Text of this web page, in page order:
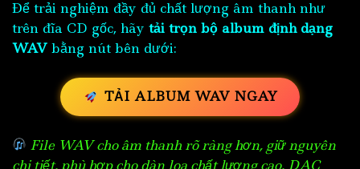
Để trải nghiệm đầy đủ chất lượng âm thanh như
trên đĩa CD gốc, hãy tải trọn bộ album định dạng
WAV bằng nút bên dưới:
TẢI ALBUM WAV NGAY
File WAV cho âm thanh rõ ràng hơn, giữ nguyên
chi tiết, phù hợp cho dàn loa chất lượng cao, DAC